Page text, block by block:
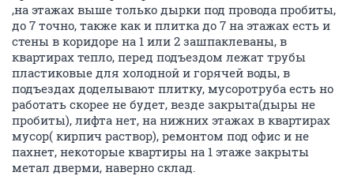
,на этажах выше только дырки под провода пробиты,
до 7 точно, также как и плитка до 7 на этажах есть и
стены в коридоре на 1 или 2 зашпаклеваны, в
квартирах тепло, перед подъездом лежат трубы
пластиковые для холодной и горячей воды, в
подъездах доделывают плитку, мусоротруба есть но
работать скорее не будет, везде закрыта(дыры не
пробиты), лифта нет, на нижних этажах в квартирах
мусор( кирпич раствор), ремонтом под офис и не
пахнет, некоторые квартиры на 1 этаже закрыты
метал дверми, наверно склад.